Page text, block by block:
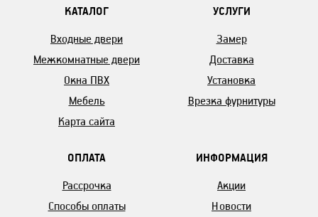
КАТАЛОГ
Входные двери
Межкомнатные двери
Окна ПВХ
Мебель
Карта сайта
УСЛУГИ
Замер
Доставка
Установка
Врезка фурнитуры
ОПЛАТА
Рассрочка
Способы оплаты
ИНФОРМАЦИЯ
Акции
Новости